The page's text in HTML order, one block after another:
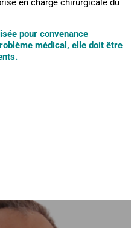
en charge chirurgicale du
pour convenance
médical, elle doit être